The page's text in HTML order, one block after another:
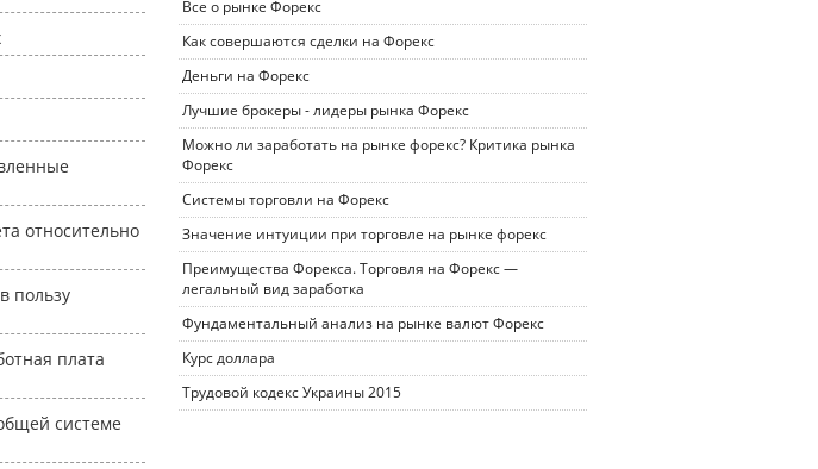
Все о рынке Форекс
Как совершаются сделки на Форекс
Деньги на Форекс
Лучшие брокеры - лидеры рынка Форекс
Можно ли заработать на рынке форекс? Критика рынка
Форекс
Системы торговли на Форекс
Значение интуиции при торговле на рынке форекс
Преимущества Форекса. Торговля на Форекс —
легальный вид заработка
Фундаментальный анализ на рынке валют Форекс
Курс доллара
Трудовой кодекс Украины 2015
относительно
пользу
плата
системе